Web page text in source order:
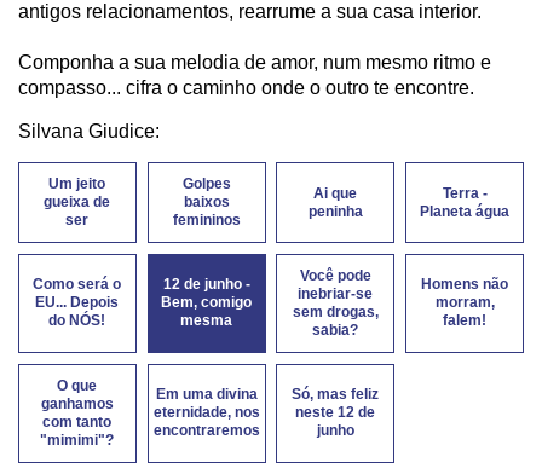
antigos relacionamentos, rearrume a sua casa interior.
Componha a sua melodia de amor, num mesmo ritmo e
compasso... cifra o caminho onde o outro te encontre.
Silvana Giudice:
Um jeito
gueixa de
ser
Golpes
baixos
femininos
Ai que
peninha
Terra -
Planeta água
Como será o
EU... Depois
do NÓS!
12 de junho -
Bem, comigo
mesma
Você pode
inebriar-se
sem drogas,
sabia?
Homens não
morram,
falem!
O que
ganhamos
com tanto
"mimimi"?
Em uma divina
eternidade, nos
encontraremos
Só, mas feliz
neste 12 de
junho